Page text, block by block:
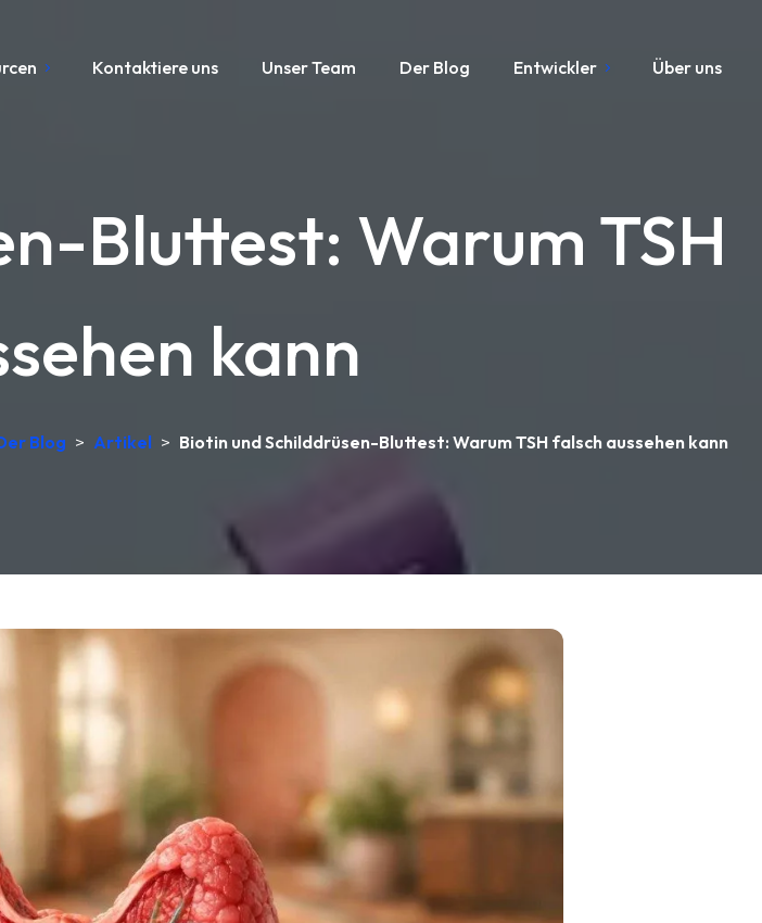
Kontaktiere uns Unser Team Der Blog Entwickler Über uns
Bluttest: Warum TSH
kann
Blog > Artikel > Biotin und Schilddrüsen-Bluttest: Warum TSH falsch aussehen kann